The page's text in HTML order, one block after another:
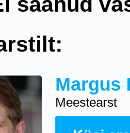
Margus
Meestearst